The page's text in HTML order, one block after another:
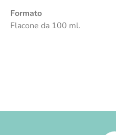
Formato
Flacone da 100 ml.